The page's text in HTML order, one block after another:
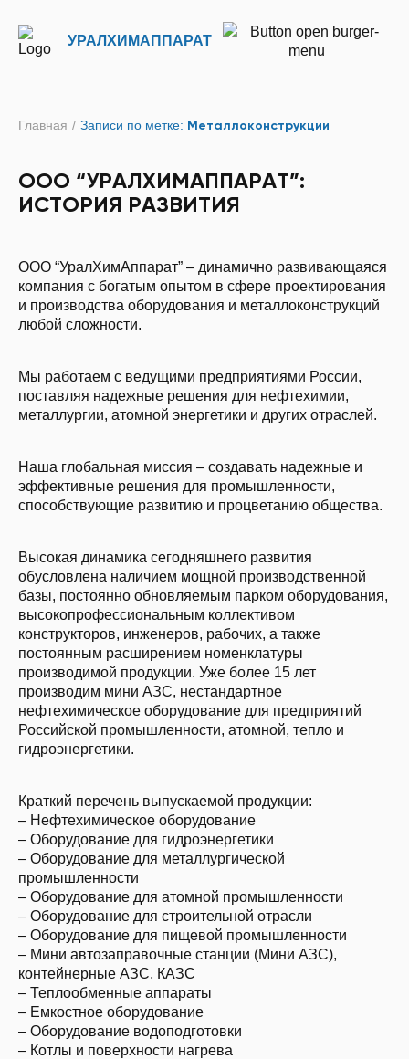
УРАЛХИМАППАРАТ
Главная / Записи по метке: Металлоконструкции
ООО “УРАЛХИМАППАРАТ”:
ИСТОРИЯ РАЗВИТИЯ
ООО “УралХимАппарат” – динамично развивающаяся
компания с богатым опытом в сфере проектирования
и производства оборудования и металлоконструкций
любой сложности.
Мы работаем с ведущими предприятиями России,
поставляя надежные решения для нефтехимии,
металлургии, атомной энергетики и других отраслей.
Наша глобальная миссия – создавать надежные и
эффективные решения для промышленности,
способствующие развитию и процветанию общества.
Высокая динамика сегодняшнего развития
обусловлена наличием мощной производственной
базы, постоянно обновляемым парком оборудования,
высокопрофессиональным коллективом
конструкторов, инженеров, рабочих, а также
постоянным расширением номенклатуры
производимой продукции. Уже более 15 лет
производим мини АЗС, нестандартное
нефтехимическое оборудование для предприятий
Российской промышленности, атомной, тепло и
гидроэнергетики.
Краткий перечень выпускаемой продукции:
– Нефтехимическое оборудование
– Оборудование для гидроэнергетики
– Оборудование для металлургической
промышленности
– Оборудование для атомной промышленности
– Оборудование для строительной отрасли
– Оборудование для пищевой промышленности
– Мини автозаправочные станции (Мини АЗС),
контейнерные АЗС, КАЗС
– Теплообменные аппараты
– Емкостное оборудование
– Оборудование водоподготовки
– Котлы и поверхности нагрева